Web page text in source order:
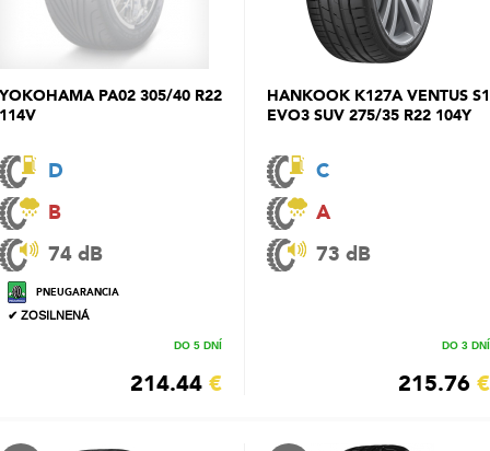
YOKOHAMA PA02 305/40 R22
114V
D
B
74 dB
PNEUGARANCIA
✔ ZOSILNENÁ
DO 5 DNÍ
214.44 €
HANKOOK K127A VENTUS S1
EVO3 SUV 275/35 R22 104Y
C
A
73 dB
DO 3 DNÍ
215.76 €